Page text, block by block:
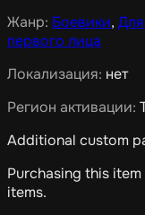
Жанр: Боевики,
первого лица
Локализация: нет
Регион активации:
Additional custom
Purchasing this
items.